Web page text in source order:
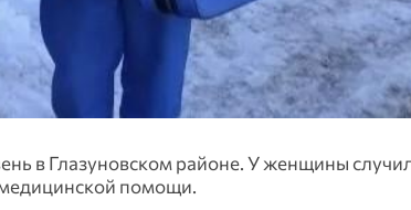
в Глазуновском районе. У женщины
помощи.